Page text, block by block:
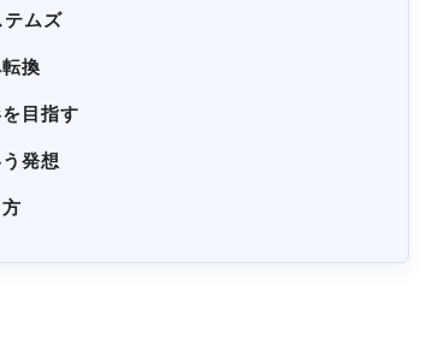
テムズ
換
目指す
発想